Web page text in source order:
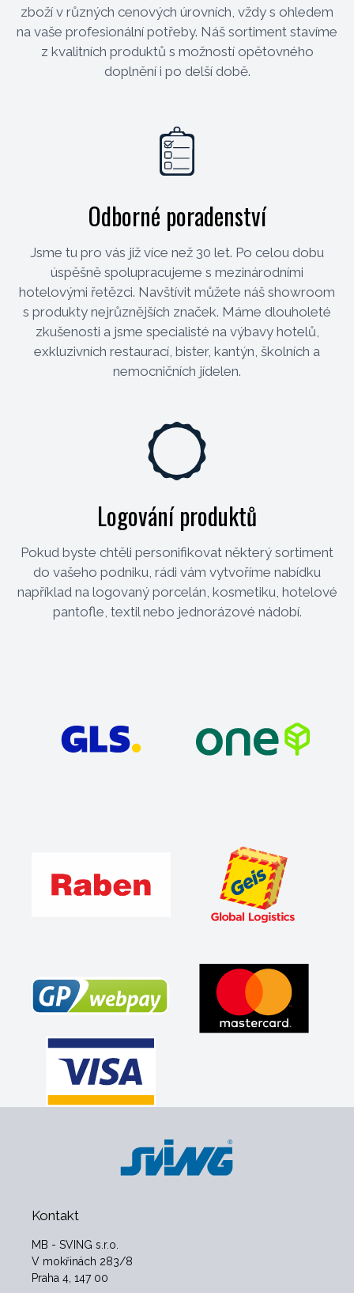
zboží v různých cenových úrovních, vždy s ohledem
na vaše profesionální potřeby. Náš sortiment stavíme
z kvalitních produktů s možností opětovného
doplnění i po delší době.
Odborné poradenství
Jsme tu pro vás již více než 30 let. Po celou dobu
úspěšně spolupracujeme s mezinárodními
hotelovými řetězci. Navštívit můžete náš showroom
s produkty nejrůznějších značek. Máme dlouholeté
zkušenosti a jsme specialisté na výbavy hotelů,
exkluzivních restaurací, bister, kantýn, školních a
nemocničních jídelen.
Logování produktů
Pokud byste chtěli personifikovat některý sortiment
do vašeho podniku, rádi vám vytvoříme nabídku
například na logovaný porcelán, kosmetiku, hotelové
pantofle, textil nebo jednorázové nádobí.
Kontakt
MB - SVING s.r.o.
V mokřinách 283/8
Praha 4, 147 00